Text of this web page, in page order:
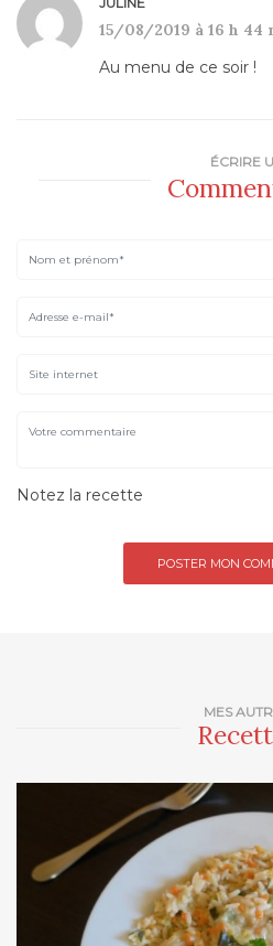
MES
15/08/2019 à 16 h 44
Au menu de ce soir !
ÉCRIRE
Notez la recette